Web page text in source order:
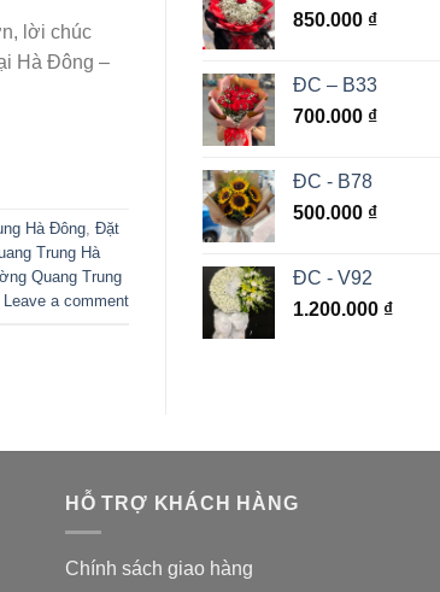
lời chúc
Hà Đông –
Hà Đông, Đặt
Trung Hà
Quang Trung
Leave a comment
850.000 ₫
ĐC – B33
700.000 ₫
ĐC - B78
500.000 ₫
ĐC - V92
1.200.000 ₫
HỖ TRỢ KHÁCH HÀNG
Chính sách giao hàng